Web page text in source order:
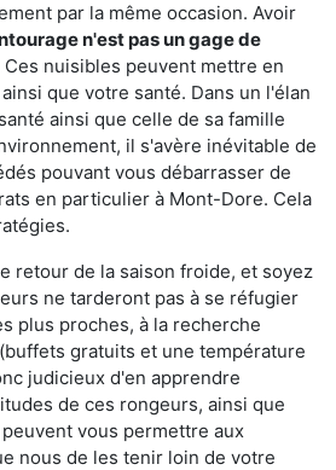
par la même occasion. Avoir
n'est pas un gage de
Ces nuisibles peuvent mettre en
que votre santé. Dans un l'élan
ainsi que celle de sa famille
il s'avère inévitable de
pouvant vous débarrasser de
en particulier à Mont-Dore. Cela
retour de la saison froide, et soyez
ne tarderont pas à se réfugier
plus proches, à la recherche
gratuits et une température
judicieux d'en apprendre
de ces rongeurs, ainsi que
vous permettre aux
nous de les tenir loin de votre